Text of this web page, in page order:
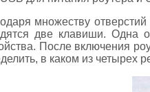
множеству
две клавиши. Одна
После включения
в каком из четырех